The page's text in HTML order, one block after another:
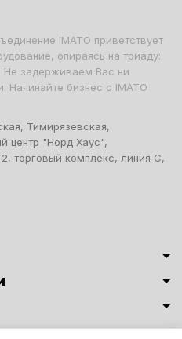
IMATO приветствует
опираясь на триаду:
Не задерживаем Вас ни
Начинайте бизнес с IMATO
Тимирязевская,
центр "Норд Хаус",
торговый комплекс, линия С,